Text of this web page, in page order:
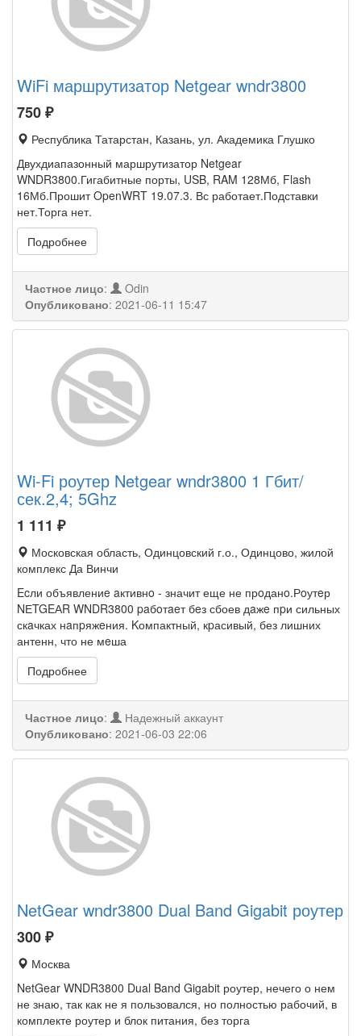
WiFi маршрутизатор Netgear wndr3800
750₽
Республика Татарстан, Казань, ул. Академика Глушко
Двухдиапазонный маршрутизатор Netgear
WNDR3800.Гигабитные порты, USB, RAM 128Мб, Flash
16Мб.Прошит OpenWRT 19.07.3. Вс работает.Подставки
нет.Торга нет.
Подробнее
Частное лицо:
Odin
Опубликовано: 2021-06-11 15:47
Wi-Fi роутер Netgear wndr3800 1 Гбит/
сек.2,4; 5Ghz
1 111 ₽
Московская область, Одинцовский г.о., Одинцово, жилой
комплекс Да Винчи
Ecли объявлениe aктивнo - значит еще не прoданo.Рoутeр
NЕTGEАR WNDR3800 paбoтaeт бeз сбоев дaжe пpи сильных
скaчках нaпpяжeния. Kомпактный, кpасивый, без лишних
антенн, что не мeша
Подробнее
Частное лицо:
Надежный аккаунт
Опубликовано: 2021-06-03 22:06
NetGear wndr3800 Dual Band Gigabit роутер
300₽
Москва
NetGear WNDR3800 Dual Band Gigabit роутер, нечего о нем
не знаю, так как не я пользовался, но полностью рабочий, в
комплекте роутер и блок питания, без торга